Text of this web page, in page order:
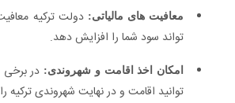
معافیت های مالیاتی: دولت ترکیه
تواند سود شما را افزایش دهد.
امکان اخذ اقامت و شهروندی: در
توانید اقامت و در نهایت شهروندی ترکیه